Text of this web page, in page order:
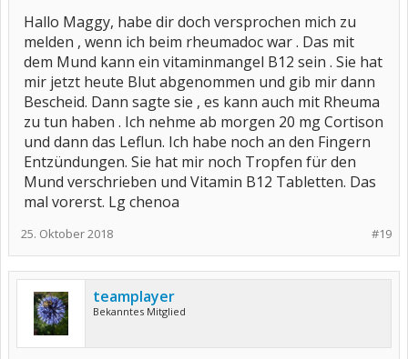
Rheuma im Mund, da hätte ich jetzt an Kieferentzündungen oder
sowas gedacht.
In meinem Mund brennt es auch lustig vor sich hin, also falls dein
Doc eine Idee hat, dann schreibs bitte. Vielleicht hilft es mir dann
auch weiter.
Hallo Maggy, habe dir doch versprochen mich zu
melden , wenn ich beim rheumadoc war . Das mit
dem Mund kann ein vitaminmangel B12 sein . Sie hat
mir jetzt heute Blut abgenommen und gib mir dann
Bescheid. Dann sagte sie , es kann auch mit Rheuma
zu tun haben . Ich nehme ab morgen 20 mg Cortison
und dann das Leflun. Ich habe noch an den Fingern
Entzündungen. Sie hat mir noch Tropfen für den
Mund verschrieben und Vitamin B12 Tabletten. Das
mal vorerst. Lg chenoa
#19
25. Oktober 2018
teamplayer
Bekanntes Mitglied